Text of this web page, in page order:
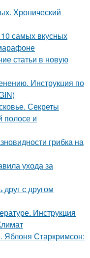
Хронический
самых вкусных
статьи в новую
Инструкция по
Секреты
полосе и
грибка на
ухода за
с другом
Инструкция
Яблоня Старкримсон: